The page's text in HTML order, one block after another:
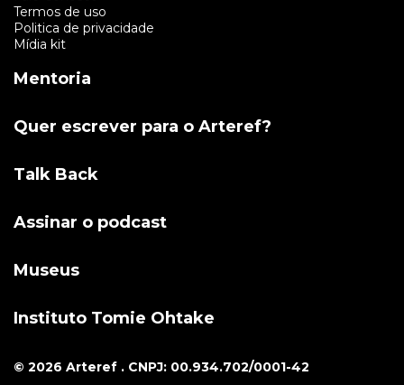
Termos de uso
Politica de privacidade
Mídia kit
Mentoria
Quer escrever para o Arteref?
Talk Back
Assinar o podcast
Museus
Instituto Tomie Ohtake
© 2026 Arteref . CNPJ: 00.934.702/0001-42